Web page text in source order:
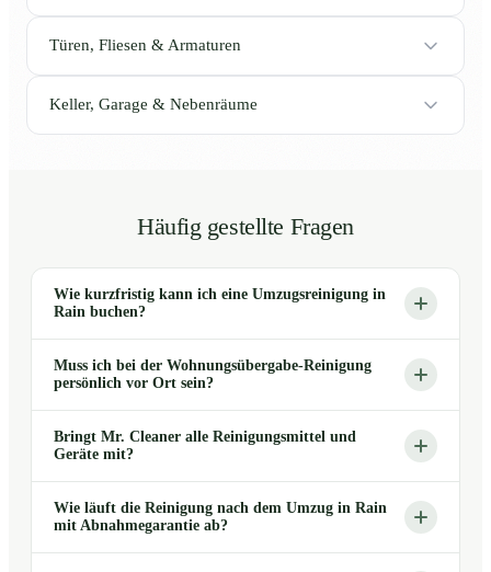
Türen, Fliesen & Armaturen
Keller, Garage & Nebenräume
Häufig gestellte Fragen
Wie kurzfristig kann ich eine Umzugsreinigung in
Rain buchen?
Muss ich bei der Wohnungsübergabe-Reinigung
persönlich vor Ort sein?
Bringt Mr. Cleaner alle Reinigungsmittel und
Geräte mit?
Wie läuft die Reinigung nach dem Umzug in Rain
mit Abnahmegarantie ab?